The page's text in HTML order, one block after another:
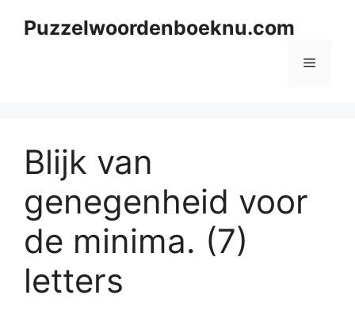
Puzzelwoordenboeknu.com
Menu
Blijk van
genegenheid voor
de minima. (7)
letters